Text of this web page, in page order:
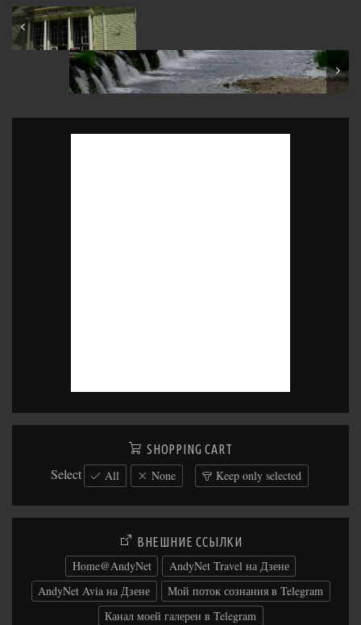
Latvia: Jūrmala
Latvia: Kuldīga ancient town & Ventas rumba
SHOPPING CART
Select All None Keep only selected
ВНЕШНИЕ ССЫЛКИ
Home@AndyNet
AndyNet Travel на Дзене
AndyNet Avia на Дзене
Мой поток сознания в Telegram
Канал моей галереи в Telegram